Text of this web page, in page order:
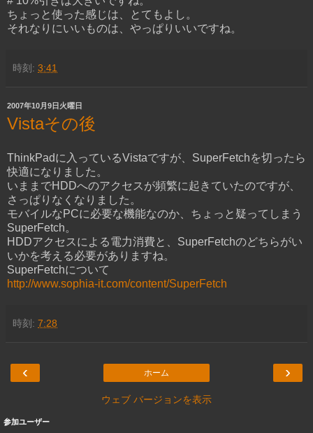
ちょっと使った感じは、とてもよし。
それなりにいいものは、やっぱりいいですね。
時刻: 3:41
2007年10月9日火曜日
Vistaその後
ThinkPadに入っているVistaですが、SuperFetchを切ったら
快適になりました。
いままでHDDへのアクセスが頻繁に起きていたのですが、
さっぱりなくなりました。
モバイルなPCに必要な機能なのか、ちょっと疑ってしまう
SuperFetch。
HDDアクセスによる電力消費と、SuperFetchのどちらがい
いかを考える必要がありますね。
SuperFetchについて
http://www.sophia-it.com/content/SuperFetch
時刻: 7:28
‹ ›
ホーム
ウェブ バージョンを表示
参加ユーザー